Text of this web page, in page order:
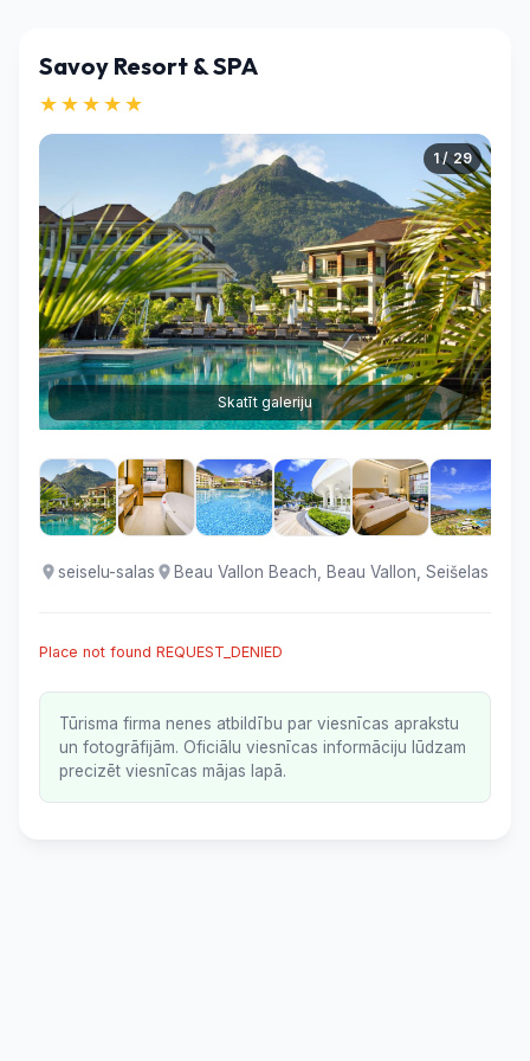
Savoy Resort & SPA
★★★★★
1 / 29
Skatīt galeriju
seiselu-salas Beau Vallon Beach, Beau Vallon, Seišelas
Place not found REQUEST_DENIED
Tūrisma firma nenes atbildību par viesnīcas aprakstu
un fotogrāfijām. Oficiālu viesnīcas informāciju lūdzam
precizēt viesnīcas mājas lapā.